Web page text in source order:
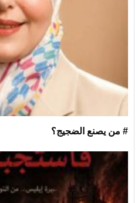
# من يصنع الضجيج؟